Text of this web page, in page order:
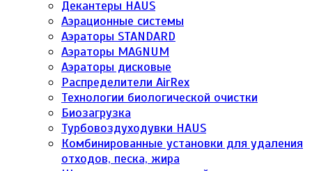
Декантеры HAUS
Аэрационные системы
Аэраторы STANDARD
Аэраторы MAGNUM
Аэраторы дисковые
Распределители AirRex
Технологии биологической очистки
Биозагрузка
Турбовоздуходувки HAUS
Комбинированные установки для удаления
отходов, песка, жира